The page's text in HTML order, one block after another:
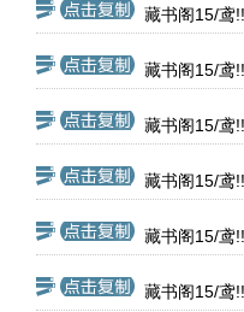
藏书阁15/鸢
藏书阁15/鸢
藏书阁15/鸢
藏书阁15/鸢
藏书阁15/鸢
藏书阁15/鸢